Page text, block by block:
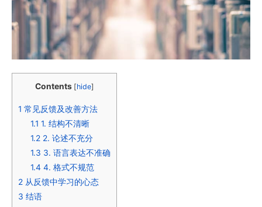
Contents [hide]
1 常见反馈及改善方法
1.1 1. 结构不清晰
1.22. 论述不充分
1.3 3. 语言表达不准确
1.4 4. 格式不规范
2 从反馈中学习的心态
3 结语